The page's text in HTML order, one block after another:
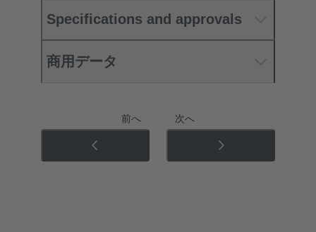
Specifications and approvals
商用データ
前へ 次へ